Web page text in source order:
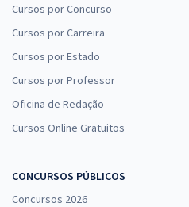
Cursos por Concurso
Cursos por Carreira
Cursos por Estado
Cursos por Professor
Oficina de Redação
Cursos Online Gratuitos
CONCURSOS PÚBLICOS
Concursos 2026